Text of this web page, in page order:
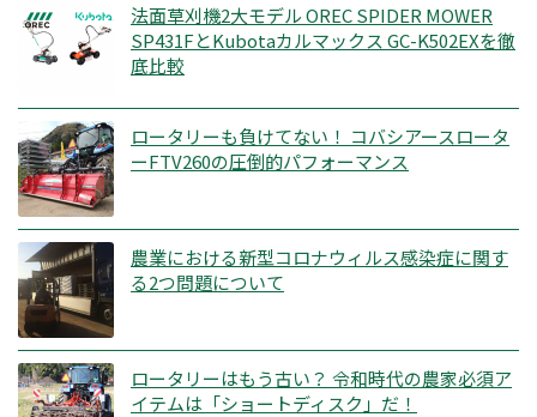
法面草刈機2大モデル OREC SPIDER MOWER
SP431FとKubotaカルマックス GC-K502EXを徹
底比較
ロータリーも負けてない！ コバシアースロータ
ーFTV260の圧倒的パフォーマンス
農業における新型コロナウィルス感染症に関す
る2つ問題について
ロータリーはもう古い？ 令和時代の農家必須ア
イテムは「ショートディスク」だ！